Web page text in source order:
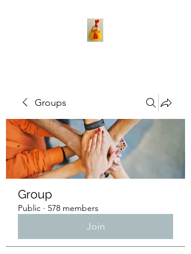
Groups
Group
Public · 578 members
Join